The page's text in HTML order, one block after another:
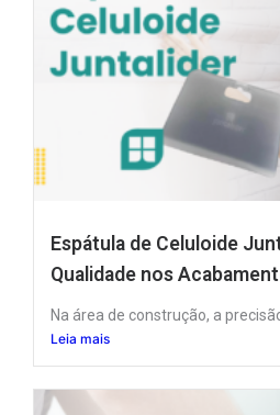
Espátula de Celuloide
Qualidade nos
Na área de construção, a
Leia mais